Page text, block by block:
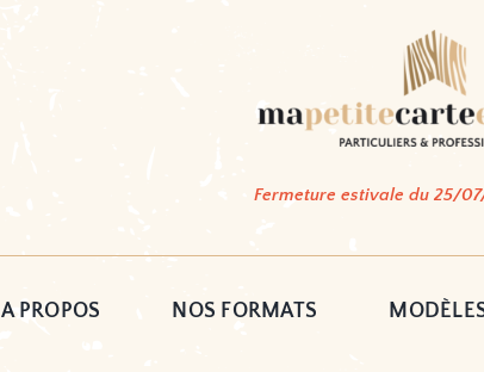
Fermeture estivale du 25/
A PROPOS NOS FORMATS